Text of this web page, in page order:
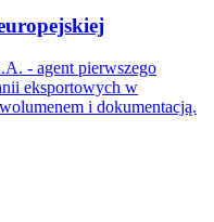
- agent pierwszego
eksportowych w
i dokumentacją.